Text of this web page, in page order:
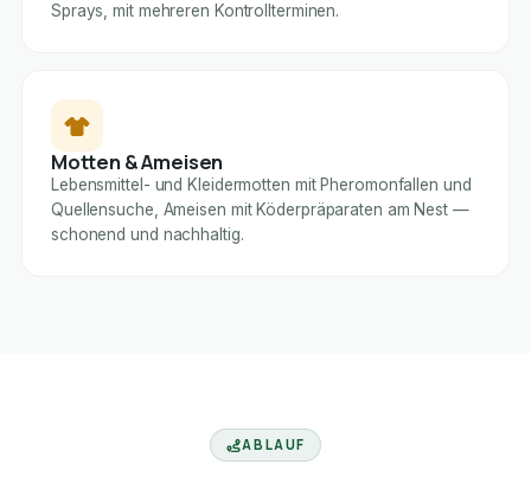
Sprays, mit mehreren Kontrollterminen.
Motten & Ameisen
Lebensmittel- und Kleidermotten mit Pheromonfallen und
Quellensuche, Ameisen mit Köderpräparaten am Nest —
schonend und nachhaltig.
ABLAUF